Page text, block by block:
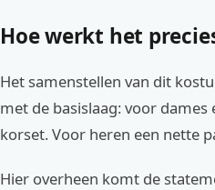
Hoe werkt het
Het samenstellen van dit
met de basislaag: voor
korset. Voor heren een nette
Hier overheen komt de